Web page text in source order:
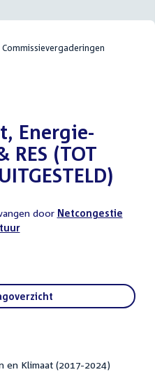
Commissievergaderingen
Energie-
(TOT
door Netcongestie
en Klimaat (2017-2024)